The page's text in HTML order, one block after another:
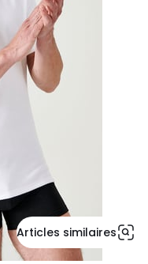
Articles similaires